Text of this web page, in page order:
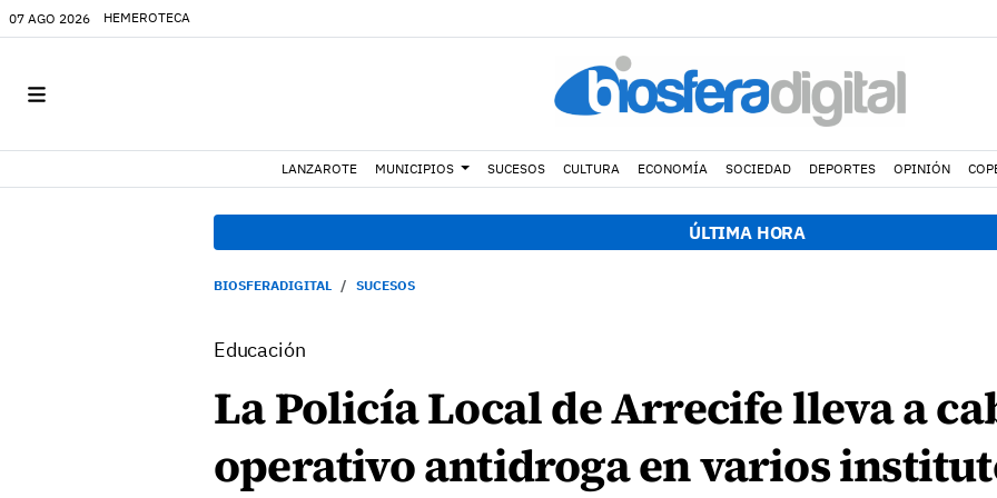
07 AGO 2026 HEMEROTECA
LANZAROTE MUNICIPIOS SUCESOS CULTURA ECONOMÍA SOCIEDAD DEPORTES OPINIÓN
ÚLTIMA HORA
BIOSFERADIGITAL SUCESOS
Educación
La Policía Local de Arrecife lleva a
operativo antidroga en varios